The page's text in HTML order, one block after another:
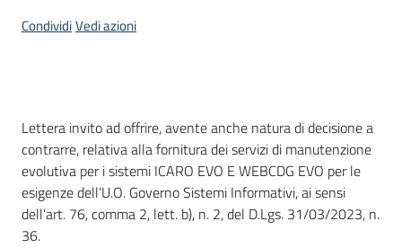
site
Seguici
su
CondividiVedi azioni
Dati del bando
Lettera invito ad offrire, avente anche natura di decisione a
contrarre, relativa alla fornitura dei servizi di manutenzione
evolutiva per i sistemi ICARO EVO E WEBCDG EVO per le
esigenze dell’U.O. Governo Sistemi Informativi, ai sensi
dell’art. 76, comma 2, lett. b), n. 2, del D.Lgs. 31/03/2023, n.
36.